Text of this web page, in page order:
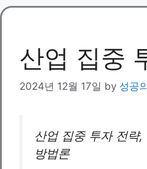
산업 집중
2024년 12월 17일 by 성공
산업 집중 투자 전략
방법론